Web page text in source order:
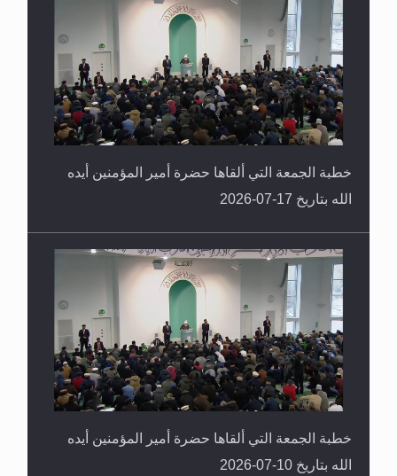
خطبة الجمعة التي ألقاها حضرة أمير المؤمنين أيده
الله بتاريخ 17-07-2026
خطبة الجمعة التي ألقاها حضرة أمير المؤمنين أيده
الله بتاريخ 10-07-2026